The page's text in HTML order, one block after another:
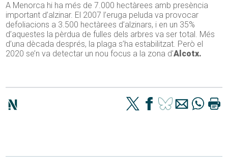
A Menorca hi ha més de 7.000 hectàrees amb presència
important d’alzinar. El 2007 l’eruga peluda va provocar
defoliacions a 3.500 hectàrees d’alzinars, i en un 35%
d’aquestes la pèrdua de fulles dels arbres va ser total. Més
d’una dècada després, la plaga s’ha estabilitzat. Però el
2020 se’n va detectar un nou focus a la zona d’Alcotx.